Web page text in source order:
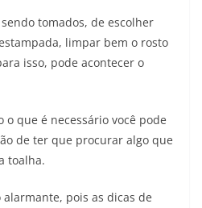
tomados, de escolher
limpar bem o rosto
isso, pode acontecer o
o que é necessário você pode
de ter que procurar algo que
toalha.
pois as dicas de